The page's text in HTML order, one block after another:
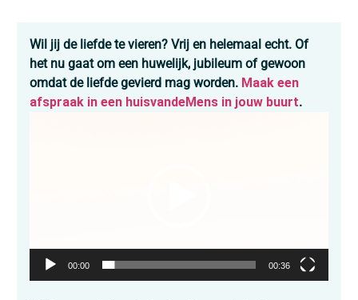
Wil jij de liefde te vieren? Vrij en helemaal echt. Of
het nu gaat om een huwelijk, jubileum of gewoon
omdat de liefde gevierd mag worden. Maak een
afspraak in een huisvandeMens in jouw buurt.
00:00 00:36